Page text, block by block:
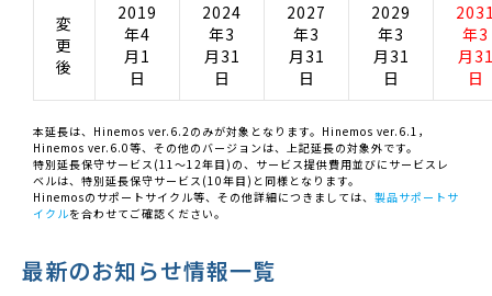
変
更
後
2019
年4
月1
日
2024
年3
月31
日
2027
年3
月31
日
2029
年3
月31
日
年3
月
日
本延長は、Hinemos ver.6.2のみが対象となります。Hinemos ver.6.1，
Hinemos ver.6.0等、その他のバージョンは、上記延長の対象外です。
特別延長保守サービス(11～12年目)の、サービス提供費用並びにサービスレ
ベルは、特別延長保守サービス(10年目)と同様となります。
Hinemosのサポートサイクル等、その他詳細につきましては、 製品サポートサ
イクルを合わせてご確認ください。
最新のお知らせ情報一覧